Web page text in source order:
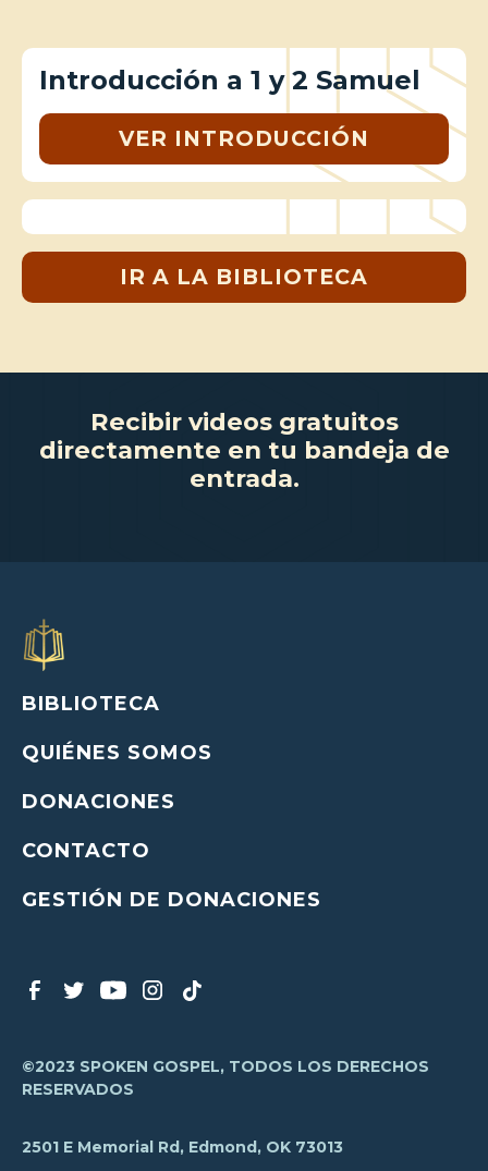
Introducción a 1 y 2 Samuel
VER INTRODUCCIÓN
IR A LA BIBLIOTECA
Recibir videos gratuitos
directamente en tu bandeja de
entrada.
BIBLIOTECA
QUIÉNES SOMOS
DONACIONES
CONTACTO
GESTIÓN DE DONACIONES
©2023 SPOKEN GOSPEL, TODOS LOS DERECHOS
RESERVADOS
2501 E Memorial Rd, Edmond, OK 73013